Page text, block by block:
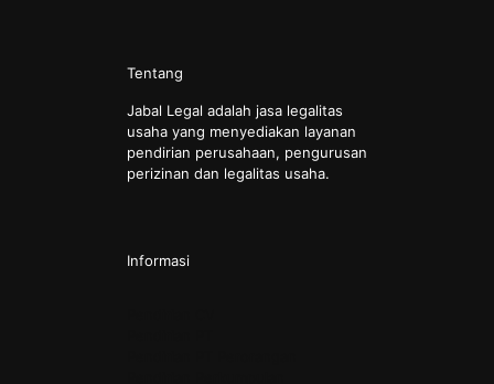
Tentang
Jabal Legal adalah jasa legalitas
usaha yang menyediakan layanan
pendirian perusahaan, pengurusan
perizinan dan legalitas usaha.
Informasi